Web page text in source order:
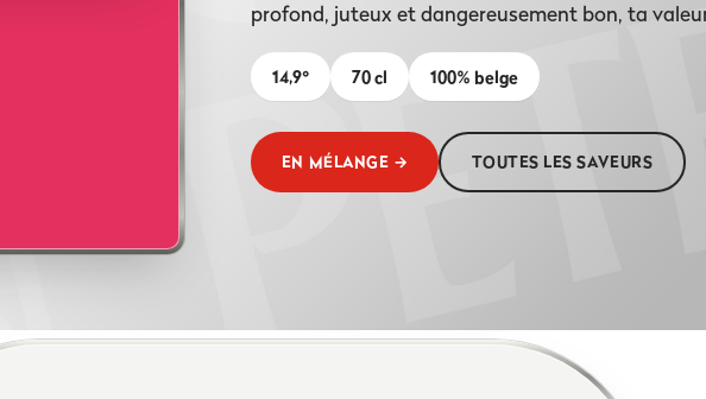
profond, juteux et dangereusement bon, ta
14,9° 70 cl 100% belge
EN MÉLANGE → TOUTES LES SAVEURS